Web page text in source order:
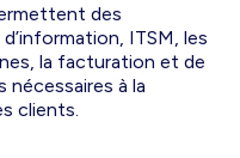
des
ITSM, les
la facturation et de
nécessaires à la
clients.